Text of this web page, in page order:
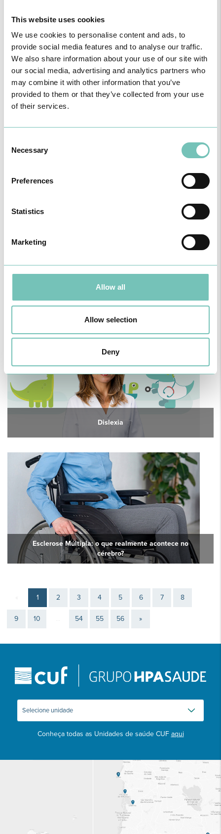
This website uses cookies
We use cookies to personalise content and ads, to
provide social media features and to analyse our traffic.
We also share information about your use of our site with
our social media, advertising and analytics partners who
may combine it with other information that you’ve
provided to them or that they’ve collected from your use
of their services.
Selection
Necessary
Preferences
Statistics
Marketing
Allow all
Allow selection
Deny
Fertilidade: o que gostava de ter sabido aos …
Dislexia
Esclerose Múltipla: o que realmente acontece no
cérebro?
1 2 3 4 5 6 7 8
9 10 54 55 56 »
Conheça todas as Unidades de saúde CUF aqui